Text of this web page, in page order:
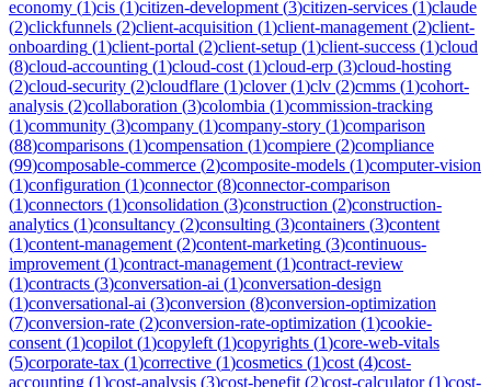
economy (1)cis (1)citizen-development (3)citizen-services (1)claude
(2)clickfunnels (2)client-acquisition (1)client-management (2)client-
onboarding (1)client-portal (2)client-setup (1)client-success (1)cloud
(8)cloud-accounting (1)cloud-cost (1)cloud-erp (3)cloud-hosting
(2)cloud-security (2)cloudflare (1)clover(1)clv (2)cmms (1)cohort-
analysis (2)collaboration (3)colombia (1)commission-tracking
(1)community (3)company (1)company-story (1)comparison
(88)comparisons (1)compensation (1)compiere (2)compliance
(99)composable-commerce (2)composite-models (1)computer-vision
(1)configuration (1)connector(8)connector-comparison
(1)connectors (1)consolidation (3)construction (2)construction-
analytics (1)consultancy (2)consulting (3)containers (3)content
(1)content-management (2)content-marketing (3)continuous-
improvement (1)contract-management (1)contract-review
(1)contracts (3)conversation-ai (1)conversation-design
(1)conversational-ai (3)conversion (8)conversion-optimization
(7)conversion-rate (2)conversion-rate-optimization (1)cookie-
consent (1)copilot (1)copyleft (1)copyrights (1)core-web-vitals
(5)corporate-tax (1)corrective (1)cosmetics (1)cost (4)cost-
accounting (1)cost-analysis (3)cost-benefit (2)cost-calculator(1)cost-